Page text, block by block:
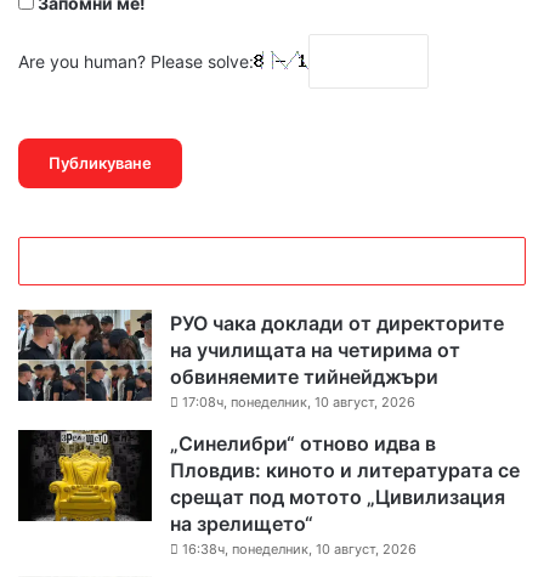
Are you human? Please solve:
РУО чака доклади от директорите
на училищата на четирима от
обвиняемите тийнейджъри
17:08ч, понеделник, 10 август, 2026
„Синелибри“ отново идва в
Пловдив: киното и литературата се
срещат под мотото „Цивилизация
на зрелището“
16:38ч, понеделник, 10 август, 2026